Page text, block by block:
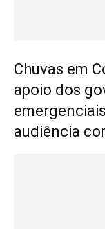
Chuvas em
apoio dos
audiência